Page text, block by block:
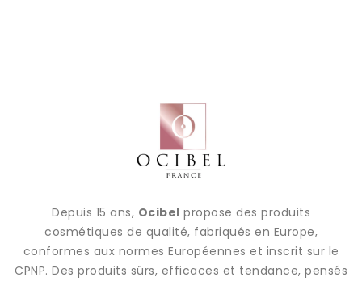
Depuis 15 ans, Ocibel propose des produits
cosmétiques de qualité, fabriqués en Europe,
conformes aux normes Européennes et inscrit sur le
CPNP. Des produits sûrs, efficaces et tendance, pensés